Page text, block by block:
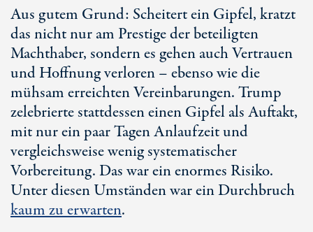
Aus gutem Grund: Scheitert ein Gipfel, kratzt
das nicht nur am Prestige der beteiligten
Machthaber, sondern es gehen auch Vertrauen
und Hoffnung verloren – ebenso wie die
mühsam erreichten Vereinbarungen. Trump
zelebrierte stattdessen einen Gipfel als Auftakt,
mit nur ein paar Tagen Anlaufzeit und
vergleichsweise wenig systematischer
Vorbereitung. Das war ein enormes Risiko.
Unter diesen Umständen war ein Durchbruch
kaum zu erwarten.